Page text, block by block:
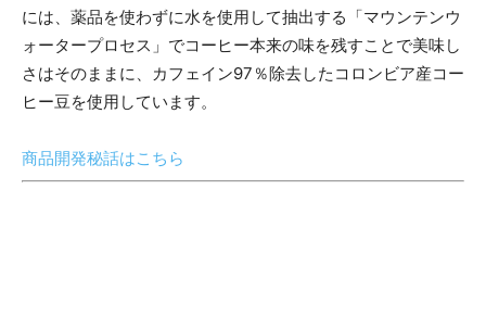
には、薬品を使わずに水を使用して抽出する「マウンテンウ
ォータープロセス」でコーヒー本来の味を残すことで美味し
さはそのままに、カフェイン97％除去したコロンビア産コー
ヒー豆を使用しています。
商品開発秘話はこちら